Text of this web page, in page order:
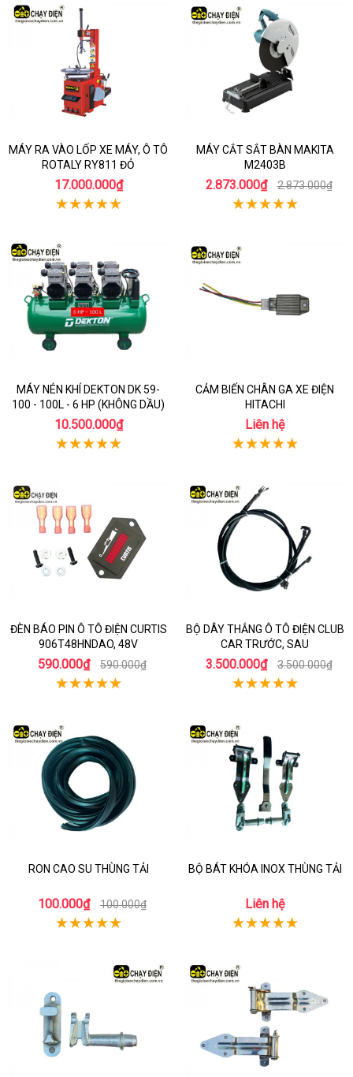
MÁY RA VÀO LỐP XE MÁY, Ô TÔ
ROTALY RY811 ĐỎ
17.000.000₫
MÁY CẮT SẮT BÀN MAKITA
M2403B
2.873.000₫ 2.873.000₫
MÁY NÉN KHÍ DEKTON DK 59-
100 - 100L - 6 HP (KHÔNG DẦU)
10.500.000₫
CẢM BIẾN CHÂN GA XE ĐIỆN
HITACHI
Liên hệ
ĐÈN BÁO PIN Ô TÔ ĐIỆN CURTIS
906T48HNDAO, 48V
590.000₫ 590.000₫
BỘ DÂY THẮNG Ô TÔ ĐIỆN CLUB
CAR TRƯỚC, SAU
3.500.000₫ 3.500.000₫
RON CAO SU THÙNG TẢI
100.000₫ 100.000₫
BỘ BÁT KHÓA INOX THÙNG TẢI
Liên hệ